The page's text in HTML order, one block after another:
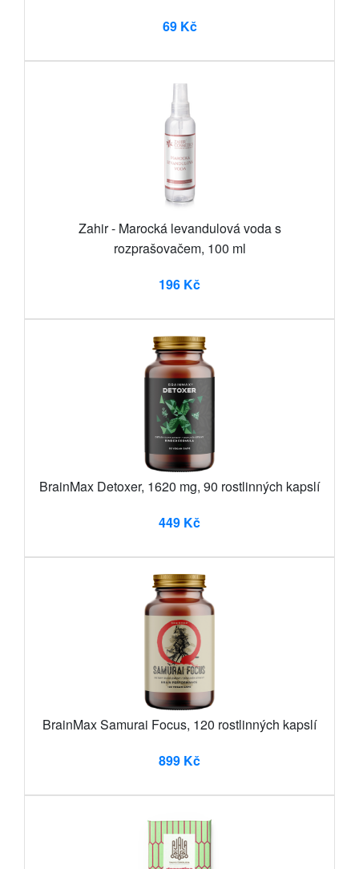
69 Kč
Zahir - Marocká levandulová voda s
rozprašovačem, 100 ml
196 Kč
BrainMax Detoxer, 1620 mg, 90 rostlinných kapslí
449 Kč
BrainMax Samurai Focus, 120 rostlinných kapslí
899 Kč